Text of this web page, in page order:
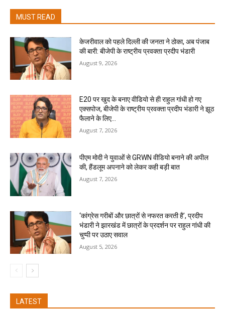
MUST READ
केजरीवाल को पहले दिल्ली की जनता ने ठोका, अब पंजाब
की बारी: बीजेपी के राष्ट्रीय प्रवक्ता प्रदीप भंडारी
August 9, 2026
E20 पर खुद के बनाए वीडियो से ही राहुल गांधी हो गए
एक्सपोज, बीजेपी के राष्ट्रीय प्रवक्ता प्रदीप भंडारी ने झूठ
फैलाने के लिए...
August 7, 2026
पीएम मोदी ने युवाओं से GRWN वीडियो बनाने की अपील
की, हैंडलूम अपनाने को लेकर कही बड़ी बात
August 7, 2026
‘कांग्रेस गरीबों और छात्रों से नफरत करती है’, प्रदीप
भंडारी ने झारखंड में छात्रों के प्रदर्शन पर राहुल गांधी की
चुप्पी पर उठाए सवाल
August 5, 2026
LATEST